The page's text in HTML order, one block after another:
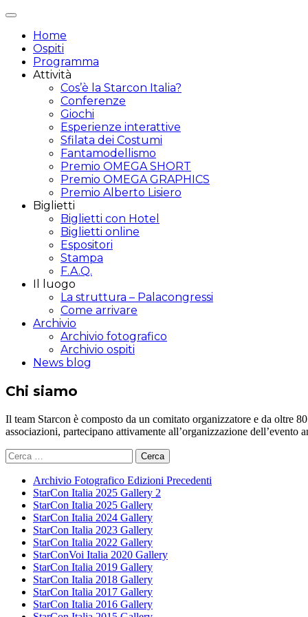
Attiva/disattiva
navigazione
Home
Ospiti
Programma
Attività
Cos’è la Starcon Italia?
Conferenze
Giochi
Esperienze interattive
Sfilata dei Costumi
Fantamodellismo
Premio OMEGA SHORT
Premio OMEGA GRAPHICS
Premio Alberto Lisiero
Biglietti
Biglietti con Hotel
Biglietti online
Espositori
Stampa
F.A.Q.
Il luogo
La struttura – Palacongressi
Come arrivare
Archivio
Archivio fotografico
Archivio ospiti
News blog
Chi siamo
Il team Starcon è composto da un comitato organizzatore e da oltre
associazioni, partecipano attivamente all’organizzazione
Ricerca
per:
Archivio Fotografico Edizioni Precedenti
StarCon Italia 2025 Gallery 2
StarCon Italia 2025 Gallery
StarCon Italia 2024 Gallery
StarCon Italia 2023 Gallery
StarCon Italia 2022 Gallery
StarConVoi Italia 2020 Gallery
StarCon Italia 2019 Gallery
StarCon Italia 2018 Gallery
StarCon Italia 2017 Gallery
StarCon Italia 2016 Gallery